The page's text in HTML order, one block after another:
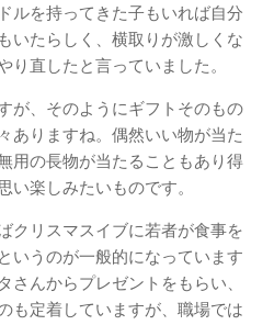
ルを持ってきた子もいれば自分
いたらしく、横取りが激しくな
り直したと言っていました。
が、そのようにギフトそのもの
ありますね。偶然いい物が当た
用の長物が当たることもあり得
い楽しみたいものです。
クリスマスイブに若者が食事を
いうのが一般的になっています
さんからプレゼントをもらい、
も定着していますが、職場では